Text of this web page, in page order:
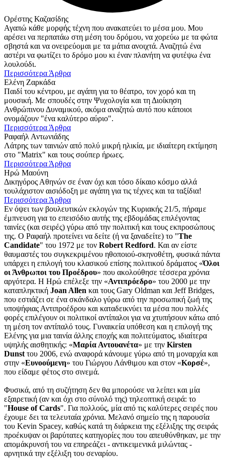
Ορέστης Καζασίδης
Αγαπώ κάθε μορφής τέχνη που ανακατεύει το μέσα μου. Μου
αρέσει να περπατάω στη μέση του δρόμου, να χορεύω με τα φώτα
σβηστά και να ονειρεύομαι με τα μάτια ανοιχτά. Αναζητώ ένα
αστέρι να φωτίζει το δρόμο μου κι έναν πλανήτη να φυτέψω ένα
λουλούδι.
Περισσότερα Άρθρα
Ελένη Ζαρκάδα
Παιδί του κέντρου, με αγάπη για το θέατρο, τον χορό και τη
μουσική. Με σπουδές στην Ψυχολογία και τη Διοίκηση
Ανθρώπινου Δυναμικού, ακόμα αναζητώ αυτό που κάποιοι
ονομάζουν "ένα καλύτερο αύριο".
Περισσότερα Άρθρα
Ραφαήλ Αντωνιάδης
Λάτρης των ταινιών από πολύ μικρή ηλικία, με ιδιαίτερη εκτίμηση
στο "Matrix" και τους σούπερ ήρωες.
Περισσότερα Άρθρα
Ηρώ Μαούνη
Δικηγόρος Αθηνών σε έναν όχι και τόσο δίκαιο κόσμο αλλά
τουλάχιστον αισιόδοξη με αγάπη για τις τέχνες και τα ταξίδια!
Περισσότερα Άρθρα
Εν όψει των βουλευτικών εκλογών της Κυριακής 21/5, πήραμε
έμπνευση για το επεισόδιο αυτής της εβδομάδας επιλέγοντας
ταινίες (και σειρές) γύρω από την πολιτική και τους εκπροσώπους
της. Ο Ραφαήλ προτείνει να δείτε (ή να ξαναδείτε) το "The
Candidate" του 1972 με τον Robert Redford. Και αν είστε
θαυμαστές του συγκεκριμένου ηθοποιού-σκηνοθέτη, φυσικά πάντα
υπάρχει η επιλογή του κλασικού επίσης πολιτικού δράματος «Όλοι
οι Άνθρωποι του Προέδρου» που ακολούθησε τέσσερα χρόνια
αργότερα. H Ηρώ επέλεξε την «Αντιπρόεδρο» του 2000 με την
καταπληκτική Joan Allen και τους Gary Oldman και Jeff Bridges,
που εστιάζει σε ένα σκάνδαλο γύρω από την προσωπική ζωή της
υποψήφιας Αντιπροέδρου και καταδεικνύει τα μέσα που πολλές
φορές επιλέγουν οι πολιτικοί αντίπαλοι για να χτυπήσουν κάτω από
τη μέση τον αντίπαλό τους. Γυναικεία υπόθεση και η επιλογή της
Ελένης για μια ταινία άλλης εποχής και πολιτεύματος, ιδιαίτερα
υψηλής αισθητικής: «Μαρία Αντουανέτα» με την Kirsten
Dunst του 2006, ενώ αναφορά κάνουμε γύρω από τη μοναρχία και
στην «Ευνοούμενη» του Γιώργου Λάνθιμου και στον «Κορσέ»,
που είδαμε φέτος στο σινεμά.
Φυσικά, από τη συζήτηση δεν θα μπορούσε να λείπει και μία
εξαιρετική (αν και όχι στο σύνολό της) τηλεοπτική σειρά: το
"House of Cards". Για πολλούς, μία από τις καλύτερες σειρές που
έχουμε δει τα τελευταία χρόνια. Μελανό σημείο της η παρουσία
του Kevin Spacey, καθώς κατά τη διάρκεια της εξέλιξης της σειράς
προέκυψαν οι βαρύτατες κατηγορίες που του απευθύνθηκαν, με την
απομάκρυνσή του να επηρεάζει - αντικειμενικά μιλώντας -
αρνητικά την εξέλιξη του σεναρίου.